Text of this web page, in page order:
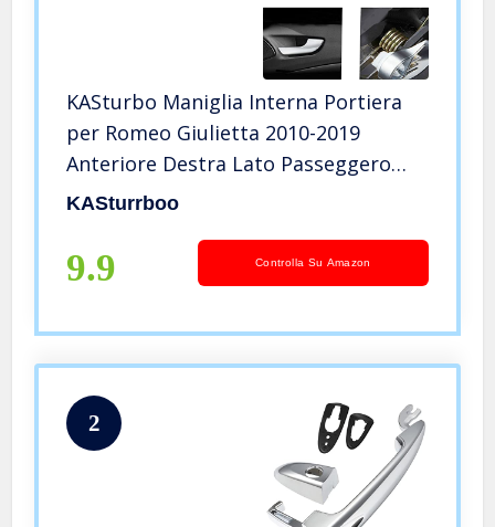
KASturbo Maniglia Interna Portiera
per Romeo Giulietta 2010-2019
Anteriore Destra Lato Passeggero
156092165
KASturrboo
9.9 Controlla Su Amazon
2